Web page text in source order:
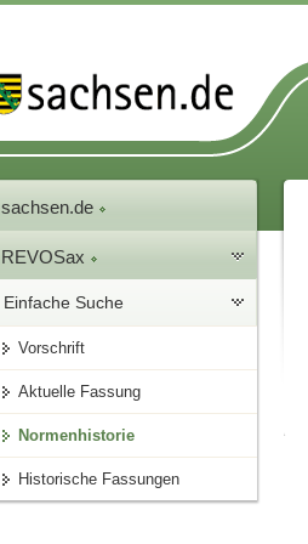
sachsen.de
REVOSax
Einfache Suche
Vorschrift
Aktuelle Fassung
Normenhistorie
Historische Fassungen